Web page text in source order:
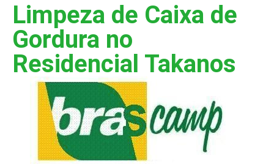
Limpeza de Caixa de
Gordura no
Residencial Takanos